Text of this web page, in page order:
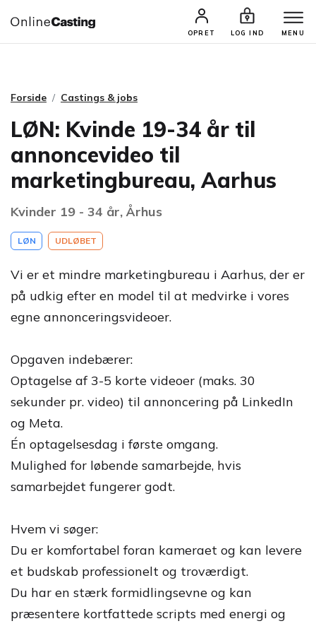
OPRET LOG IND MENU
CASTINGS & JOBS SØG PROFIL
Forside Castings & jobs
LØN: Kvinde 19-34 år til
annoncevideo til
marketingbureau, Aarhus
Kvinder 19 - 34 år, Århus
LØN UDLØBET
Vi er et mindre marketingbureau i Aarhus, der er
på udkig efter en model til at medvirke i vores
egne annonceringsvideoer.
Opgaven indebærer:
Optagelse af 3-5 korte videoer (maks. 30
sekunder pr. video) til annoncering på LinkedIn
og Meta.
Én optagelsesdag i første omgang.
Mulighed for løbende samarbejde, hvis
samarbejdet fungerer godt.
Hvem vi søger:
Du er komfortabel foran kameraet og kan levere
et budskab professionelt og troværdigt.
Du har en stærk formidlingsevne og kan
præsentere kortfattede scripts med energi og